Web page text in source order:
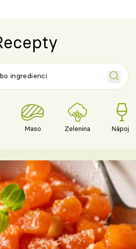
Maso Zelenina Nápoje